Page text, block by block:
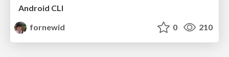
Android CLI
fornewid
0 210